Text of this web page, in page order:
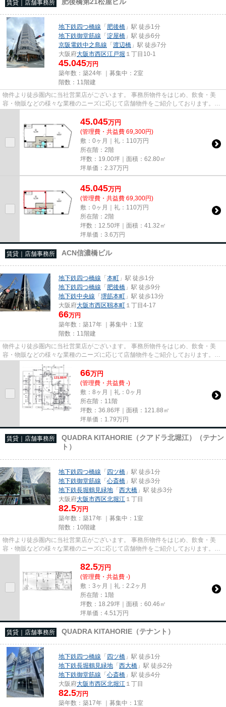
賃貸｜店舗事務所
地下鉄四つ橋線 「肥後橋 」駅 徒歩1分
地下鉄御堂筋線 「淀屋橋 」駅 徒歩6分
京阪電鉄中之島線 「渡辺橋 」駅 徒歩7分
大阪府大阪市西区江戸堀 １丁目10-1
45.045万円
築年数：築24年 ｜募集中： 2室
階数：11階建
物件より徒歩圏内に当社営業店がございます。 事務所物件をはじめ、飲食・美
容・物販などの様々な業種のニーズに応じて店舗物件をご紹介しております。
尚、弊社ではおとり広告は一切...
45.045万円
(管理費・共益費 69,300円)
敷：0ヶ月｜礼：110万円
所在階：2階
坪数：19.00坪｜面積：62.80㎡
坪単価： 2.37万円
45.045万円
(管理費・共益費 69,300円)
敷：0ヶ月｜礼：110万円
所在階：2階
坪数：12.50坪｜面積：41.32㎡
坪単価： 3.6万円
賃貸｜店舗事務所 ACN信濃橋ビル
地下鉄四つ橋線 「本町 」駅 徒歩1分
地下鉄四つ橋線 「肥後橋 」駅 徒歩9分
地下鉄中央線 「堺筋本町 」駅 徒歩13分
大阪府大阪市西区靱本町 １丁目4-17
66万円
築年数：築17年 ｜募集中： 1室
階数：11階建
物件より徒歩圏内に当社営業店がございます。 事務所物件をはじめ、飲食・美
容・物販などの様々な業種のニーズに応じて店舗物件をご紹介しております。
尚、弊社ではおとり広告は一切...
66万円
(管理費・共益費 -)
敷：8ヶ月｜礼：0ヶ月
所在階：11階
坪数：36.86坪｜面積：121.88㎡
坪単価： 1.79万円
賃貸｜店舗事務所
QUADRA KITAHORIE（クアドラ北堀江）（テナン
ト）
地下鉄四つ橋線 「四ツ橋 」駅 徒歩1分
地下鉄御堂筋線 「心斎橋 」駅 徒歩3分
地下鉄長堀鶴見緑地 「西大橋 」駅 徒歩3分
大阪府大阪市西区北堀江 １丁目
82.5万円
築年数：築17年 ｜募集中： 1室
階数：10階建
物件より徒歩圏内に当社営業店がございます。 事務所物件をはじめ、飲食・美
容・物販などの様々な業種のニーズに応じて店舗物件をご紹介しております。
尚、弊社ではおとり広告は一切...
82.5万円
(管理費・共益費 -)
敷：3ヶ月｜礼：2.2ヶ月
所在階：1階
坪数：18.29坪｜面積：60.46㎡
坪単価： 4.51 万円
賃貸｜店舗事務所 QUADRA KITAHORIE（テナント）
地下鉄四つ橋線 「四ツ橋 」駅 徒歩1分
地下鉄長堀鶴見緑地 「西大橋 」駅 徒歩2分
地下鉄御堂筋線 「心斎橋 」駅 徒歩4分
大阪府大阪市西区北堀江 １丁目
82.5万円
築年数：築17年 ｜募集中： 1室